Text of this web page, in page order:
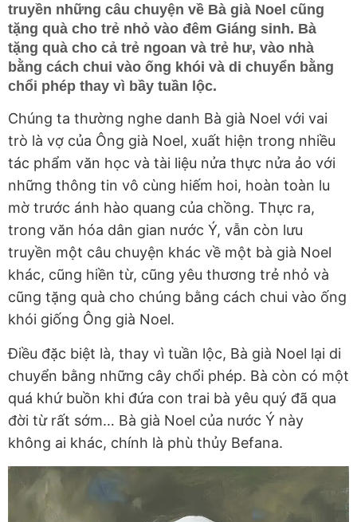
truyền những câu chuyện về Bà già Noel cũng
tặng quà cho trẻ nhỏ vào đêm Giáng sinh. Bà
tặng quà cho cả trẻ ngoan và trẻ hư, vào nhà
bằng cách chui vào ống khói và di chuyển bằng
chổi phép thay vì bầy tuần lộc.
Chúng ta thường nghe danh Bà già Noel với vai
trò là vợ của Ông già Noel, xuất hiện trong nhiều
tác phẩm văn học và tài liệu nửa thực nửa ảo với
những thông tin vô cùng hiếm hoi, hoàn toàn lu
mờ trước ánh hào quang của chồng. Thực ra,
trong văn hóa dân gian nước Ý, vẫn còn lưu
truyền một câu chuyện khác về một bà già Noel
khác, cũng hiền từ, cũng yêu thương trẻ nhỏ và
cũng tặng quà cho chúng bằng cách chui vào ống
khói giống Ông già Noel.
Điều đặc biệt là, thay vì tuần lộc, Bà già Noel lại di
chuyển bằng những cây chổi phép. Bà còn có một
quá khứ buồn khi đứa con trai bà yêu quý đã qua
đời từ rất sớm… Bà già Noel của nước Ý này
không ai khác, chính là phù thủy Befana.